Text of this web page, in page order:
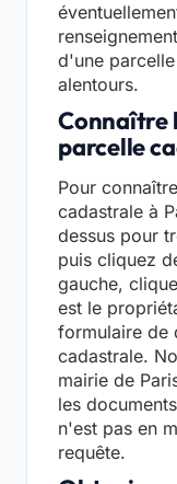
d'une
alentours.
Connaître
parcelle
Pour
cadastrale à
dessus pour
puis cliquez
gauche,
est le
formulaire de
cadastrale.
mairie de
les
n'est pas en
requête.